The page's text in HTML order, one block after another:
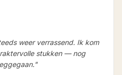
weer verrassend. Ik kom
stukken — nog
"